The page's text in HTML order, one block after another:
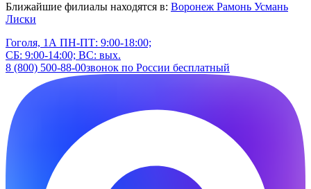
Ближайшие филиалы находятся в: Воронеж Рамонь Усмань
Лиски
Гоголя, 1А ПН-ПТ: 9:00-18:00;
СБ: 9:00-14:00; ВС: вых.
8 (800) 500-88-00звонок по России бесплатный